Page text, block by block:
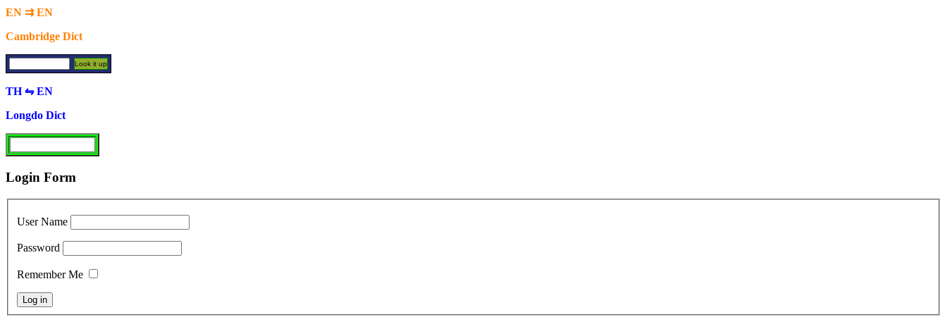
EN ⇉ EN
Cambridge Dict
TH ⇋ EN
Longdo Dict
Login Form
User Name
Password
Remember Me